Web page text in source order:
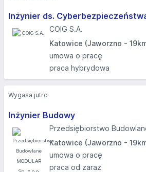
Inżynier ds.
COIG S.A.
Katowice (Jaworzno -
umowa o pracę
praca hybrydowa
Inżynier Budowy
Przedsiębiorstwo
Katowice (Jaworzno -
umowa o pracę
praca od zaraz
Wygasa jutro